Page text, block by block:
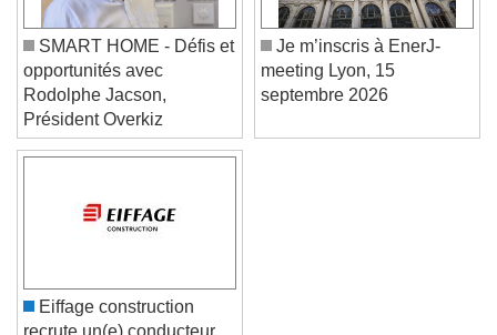
Font Size
Text Edge Style
End of dialog window.
SMART HOME - Défis et
opportunités avec
Rodolphe Jacson,
Président Overkiz
Je m’inscris à EnerJ-
meeting Lyon, 15
Eiffage construction